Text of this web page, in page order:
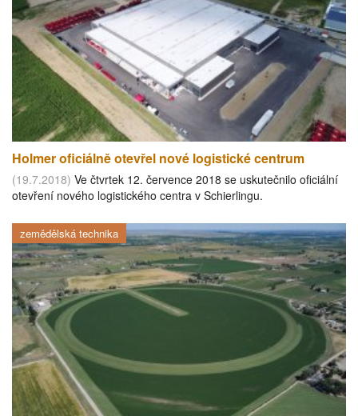
Holmer oficiálně otevřel nové logistické centrum
(19.7.2018) Ve čtvrtek 12. července 2018 se uskutečnilo oficiální
otevření nového logistického centra v Schierlingu.
zemědělská technika